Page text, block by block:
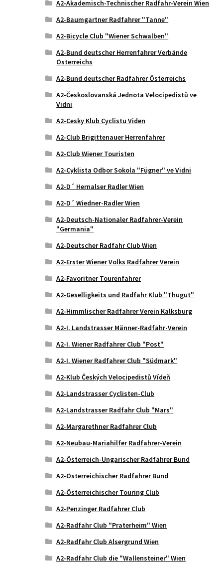
A2-Akademisch-Technischer Radfahr-Verein Wien
A2-Baumgartner Radfahrer "Tanne"
A2-Bicycle Club "Wiener Schwalben"
A2-Bund deutscher Herrenfahrer Verbände
Österreichs
A2-Bund deutscher Radfahrer Österreichs
A2-Českoslovanská Jednota Velocipedistů ve
Vidni
A2-Cesky Klub Cyclistu Viden
A2-Club Brigittenauer Herrenfahrer
A2-Club Wiener Touristen
A2-Cyklista Odbor Sokola "Fügner" ve Vidni
A2-D´ Hernalser Radler Wien
A2-D´ Wiedner-Radler Wien
A2-Deutsch-Nationaler Radfahrer-Verein
"Germania"
A2-Deutscher Radfahr Club Wien
A2-Erster Wiener Volks Radfahrer Verein
A2-Favoritner Tourenfahrer
A2-Geselligkeits und Radfahr Klub "Thugut"
A2-Himmlischer Radfahrer Verein Kalksburg
A2-I. Landstrasser Männer-Radfahr-Verein
A2-I. Wiener Radfahrer Club "Post"
A2-I. Wiener Radfahrer Club "Südmark"
A2-Klub Českých Velocipedistů Vídeň
A2-Landstrasser Cyclisten-Club
A2-Landstrasser Radfahr Club "Mars"
A2-Margarethner Radfahrer Club
A2-Neubau-Mariahilfer Radfahrer-Verein
A2-Österreich-Ungarischer Radfahrer Bund
A2-Österreichischer Radfahrer Bund
A2-Österreichischer Touring Club
A2-Penzinger Radfahrer Club
A2-Radfahr Club "Praterheim" Wien
A2-Radfahr Club Alsergrund Wien
A2-Radfahr Club die "Wallensteiner" Wien